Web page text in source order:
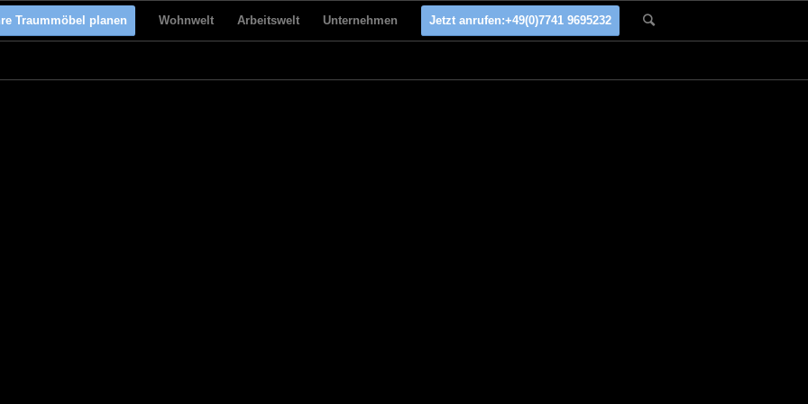
Traummöbel planen Wohnwelt Arbeitswelt Unternehmen Jetzt anrufen:+49(0)7741 9695232